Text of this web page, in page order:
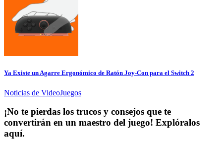
Ya Existe un Agarre Ergonómico de Ratón Joy-Con para el Switch 2
Noticias de VideoJuegos
¡No te pierdas los trucos y consejos que te
convertirán en un maestro del juego! Explóralos
aquí.